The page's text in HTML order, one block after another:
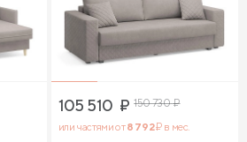
105 510 ₽ 150 730₽
или частями от8 792₽ в мес.